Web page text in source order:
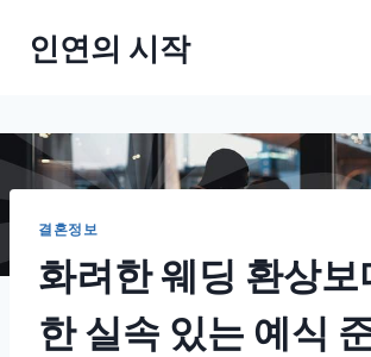
인연의 시작
결혼정보
화려한 웨딩 환상보
한 실속 있는 예식